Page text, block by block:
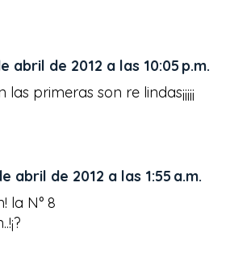
abril de 2012 a las 10:05 p.m.
primeras son re lindas¡¡¡¡¡
abril de 2012 a las 1:55 a.m.
la N° 8